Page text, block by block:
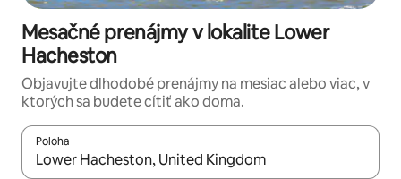
Mesačné prenájmy v lokalite Lower
Hacheston
Objavujte dlhodobé prenájmy na mesiac alebo viac, v
ktorých sa budete cítiť ako doma.
Poloha
Keď budú výsledky k dispozícii, môžete si ich prechádzať